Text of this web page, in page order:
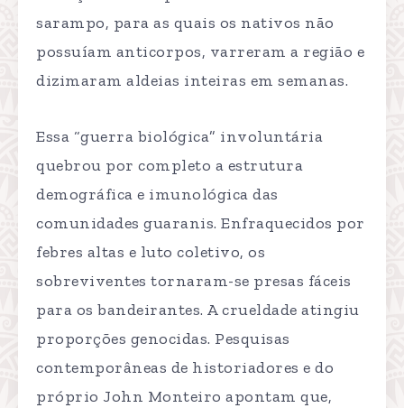
sarampo, para as quais os nativos não
possuíam anticorpos, varreram a região e
dizimaram aldeias inteiras em semanas.
Essa “guerra biológica” involuntária
quebrou por completo a estrutura
demográfica e imunológica das
comunidades guaranis. Enfraquecidos por
febres altas e luto coletivo, os
sobreviventes tornaram-se presas fáceis
para os bandeirantes. A crueldade atingiu
proporções genocidas. Pesquisas
contemporâneas de historiadores e do
próprio John Monteiro apontam que,